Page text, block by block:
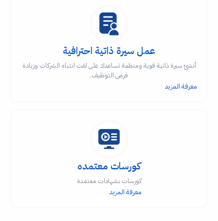
عمل سيرة ذاتية احترافية
أنشئ سيرة ذاتية قوية ومنظمة تساعدك على لفت انتباه الشركات وزيادة
فرص التوظيف.
معرفة المزيد
كورسات معتمده
كورسات بشهادات معتمدة
معرفة المزيد